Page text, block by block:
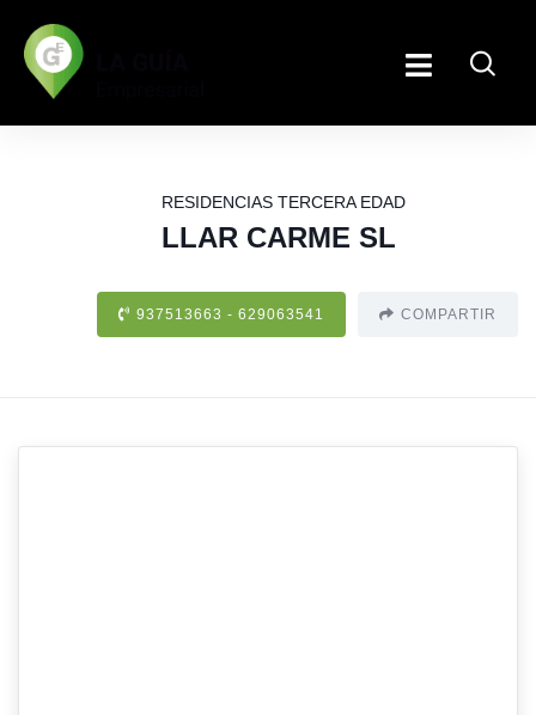
RESIDENCIAS TERCERA EDAD
LLAR CARME SL
937513663 - 629063541 COMPARTIR